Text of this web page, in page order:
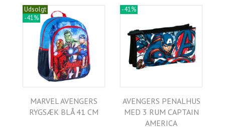
Udsolgt
-41%
MARVEL AVENGERS
RYGSÆK BLÅ 41 CM
-41%
AVENGERS PENALHUS
MED 3 RUM CAPTAIN
AMERICA